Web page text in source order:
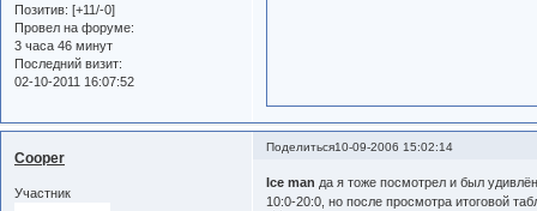
Позитив: [+11/-0]
Провел на форуме:
3 часа 46 минут
Последний визит:
02-10-2011 16:07:52
Поделиться10-09-2006 15:02:14
Cooper
Участник
Ice man да я тоже посмотрел и был
10:0-20:0, но после просмотра итоговой